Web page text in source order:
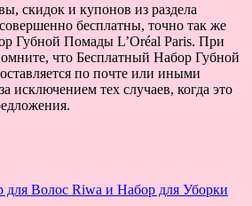
скидок и купонов из раздела
бесплатны, точно так же
Губной Помады L’Oréal Paris. При
что Бесплатный Набор Губной
по почте или иными
исключением тех случаев, когда это